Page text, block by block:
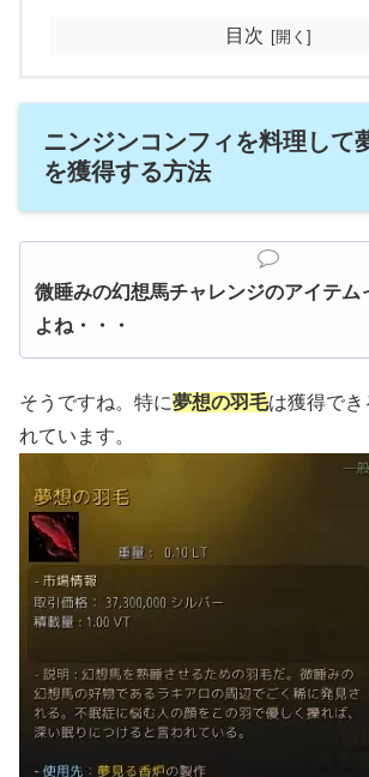
目次
ニンジンコンフィを料理して
を獲得する方法
微睡みの幻想馬チャレンジのアイテム
よね・・・
そうですね。特に夢想の羽毛は獲得でき
れています。